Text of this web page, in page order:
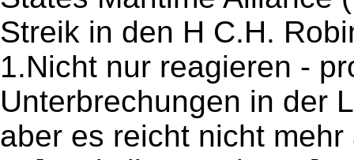
Streik in den H C.H.
1.Nicht nur reagieren -
Unterbrechungen in der
aber es reicht nicht